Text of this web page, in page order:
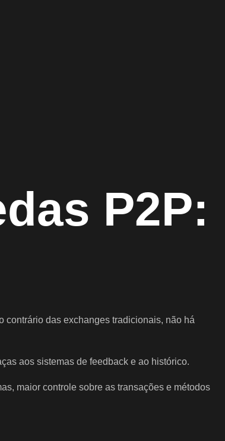
P2P:
contrário das exchanges tradicionais, não há
aos sistemas de feedback e ao histórico.
maior controle sobre as transações e métodos